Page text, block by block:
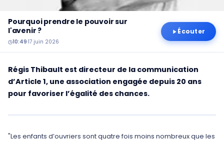
Pourquoi prendre le pouvoir sur
l'avenir ?
10:49·17 juin 2026
Écouter
Régis Thibault est directeur de la communication
d’Article 1, une association engagée depuis 20 ans
pour favoriser l’égalité des chances.
"Les enfants d’ouvriers sont quatre fois moins nombreux que les